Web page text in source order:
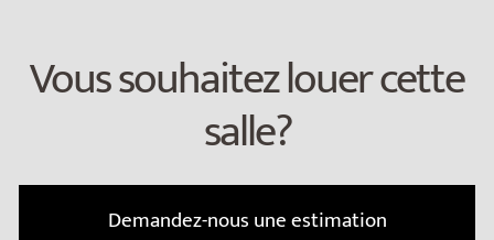
Vous souhaitez louer cette
salle?
Demandez-nous une estimation